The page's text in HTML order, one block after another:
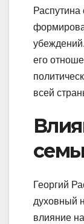
его
всей
Георгий
духовный
влияние